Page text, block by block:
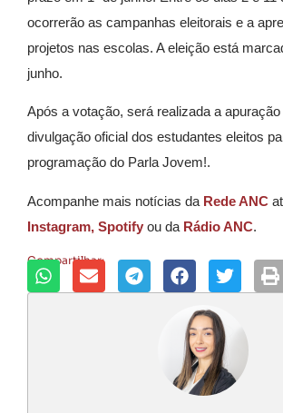
ocorrerão as campanhas eleitorais e a
projetos nas escolas. A eleição está
junho.
Após a votação, será realizada a
divulgação oficial dos estudantes eleitos
programação do Parla Jovem!.
Acompanhe mais notícias da Rede ANC
Instagram, Spotify ou da Rádio ANC.
Compartilhar: